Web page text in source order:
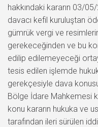
hakkındaki kararın 03/
davacı kefil kuruluştan
gümrük vergi ve
gerekeceğinden ve bu
edilip edilemeyeceği
tesis edilen işlemde
gerekçesiyle dava
Bölge İdare Mahkemesi
konu kararın hukuka ve
tarafından ileri sürülen